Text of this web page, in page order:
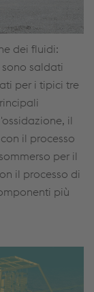
dei fluidi:
saldati
per i tipici tre
il
il processo
per il
il processo di
più